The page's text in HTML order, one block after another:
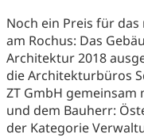
Noch ein Preis für
am Rochus: Das
Architektur 2018
die Architekturbüros
ZT GmbH gemeinsam
und dem Bauherr:
der Kategorie